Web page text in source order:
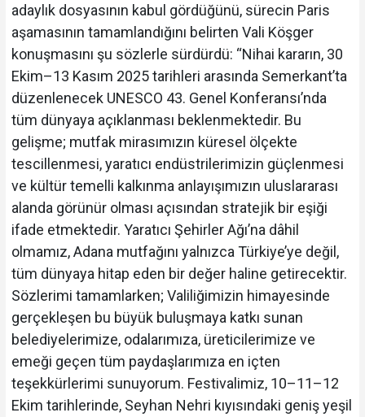
adaylık dosyasının kabul gördüğünü, sürecin Paris
aşamasının tamamlandığını belirten Vali Köşger
konuşmasını şu sözlerle sürdürdü: “Nihai kararın, 30
Ekim–13 Kasım 2025 tarihleri arasında Semerkant’ta
düzenlenecek UNESCO 43. Genel Konferansı’nda
tüm dünyaya açıklanması beklenmektedir. Bu
gelişme; mutfak mirasımızın küresel ölçekte
tescillenmesi, yaratıcı endüstrilerimizin güçlenmesi
ve kültür temelli kalkınma anlayışımızın uluslararası
alanda görünür olması açısından stratejik bir eşiği
ifade etmektedir. Yaratıcı Şehirler Ağı’na dâhil
olmamız, Adana mutfağını yalnızca Türkiye’ye değil,
tüm dünyaya hitap eden bir değer haline getirecektir.
Sözlerimi tamamlarken; Valiliğimizin himayesinde
gerçekleşen bu büyük buluşmaya katkı sunan
belediyelerimize, odalarımıza, üreticilerimize ve
emeği geçen tüm paydaşlarımıza en içten
teşekkürlerimi sunuyorum. Festivalimiz, 10–11–12
Ekim tarihlerinde, Seyhan Nehri kıyısındaki geniş yeşil